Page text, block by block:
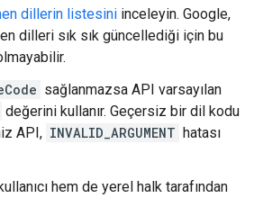
dillerin listesini inceleyin. Google,
dilleri sık sık güncellediği için bu
sağlanmazsa API varsayılan
değerini kullanır. Geçersiz bir dil kodu
API, INVALID_ARGUMENT hatası
hem de yerel halk tarafından